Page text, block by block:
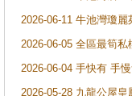
2026-06-11 牛池灣瓊
2026-06-05 全區最筍
2026-06-04 手快有 手
2026-05-28 九龍公屋